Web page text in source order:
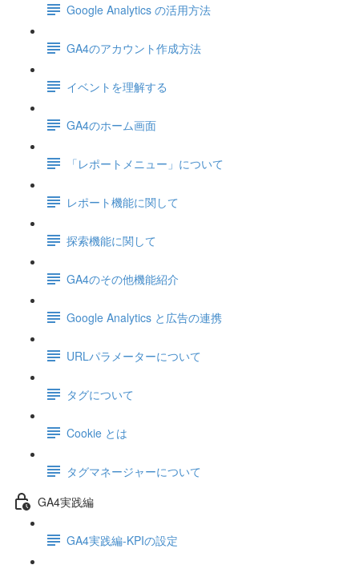
Google Analytics の活用方法
GA4のアカウント作成方法
イベントを理解する
GA4のホーム画面
「レポートメニュー」について
レポート機能に関して
探索機能に関して
GA4のその他機能紹介
Google Analytics と広告の連携
URLパラメーターについて
タグについて
Cookie とは
タグマネージャーについて
GA4実践編
GA4実践編-KPIの設定